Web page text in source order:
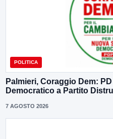
POLITICA
Palmieri, Coraggio Dem:
Democratico a Partito
7 AGOSTO 2026